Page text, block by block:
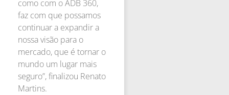
como com o ADB 360,
faz com que possamos
continuar a expandir a
nossa visão para o
mercado, que é tornar o
mundo um lugar mais
seguro”, finalizou Renato
Martins.